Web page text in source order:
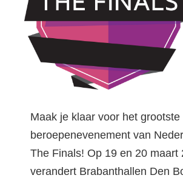
Maak je klaar voor het grootste
beroepenevenement van
The Finals! Op 19 en 20 maart
verandert Brabanthallen Den